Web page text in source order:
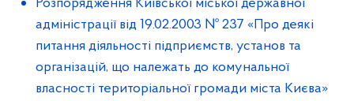
Розпорядження Київської міської державної
адміністрації від 19.02.2003 № 237 «Про деякі
питання діяльності підприємств, установ та
організацій, що належать до комунальної
власності територіальної громади міста Києва»